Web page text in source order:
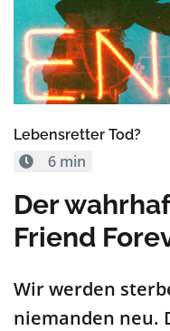
Lebensretter Tod?
6 min
Der
Friend
Wir werden
niemanden neu.